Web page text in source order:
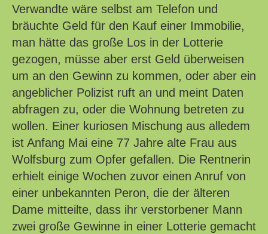
Verwandte wäre selbst am Telefon und
bräuchte Geld für den Kauf einer Immobilie,
man hätte das große Los in der Lotterie
gezogen, müsse aber erst Geld überweisen
um an den Gewinn zu kommen, oder aber ein
angeblicher Polizist ruft an und meint Daten
abfragen zu, oder die Wohnung betreten zu
wollen. Einer kuriosen Mischung aus alledem
ist Anfang Mai eine 77 Jahre alte Frau aus
Wolfsburg zum Opfer gefallen. Die Rentnerin
erhielt einige Wochen zuvor einen Anruf von
einer unbekannten Peron, die der älteren
Dame mitteilte, dass ihr verstorbener Mann
zwei große Gewinne in einer Lotterie gemacht